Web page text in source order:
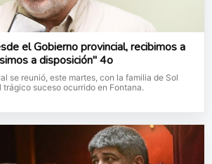
el Gobierno provincial, recibimos a
a disposición" 4o
se reunió, este martes, con la familia de Sol
trágico suceso ocurrido en Fontana.